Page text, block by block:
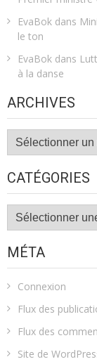
EvaBok dans
le ton
EvaBok dans
à la danse
ARCHIVES
Archives
CATÉGORIES
Catégories
MÉTA
Connexion
Flux des
Flux des
Site de